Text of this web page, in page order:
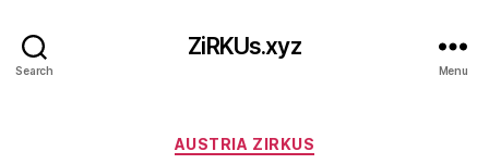
Search
ZiRKUs.xyz
Menu
Categories
AUSTRIA ZIRKUS